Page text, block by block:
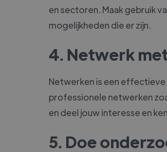
en sectoren. Maak gebruik
mogelijkheden die er zijn.
4. Netwerk
Netwerken is een effectieve
professionele netwerken
en deel jouw interesse en
5. Doe